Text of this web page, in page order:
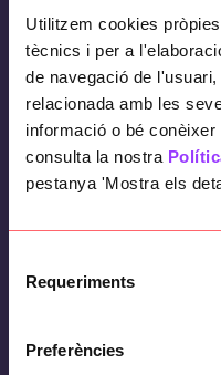
Utilitzem cookies
tècnics i per a
de navegació de
relacionada amb les
informació o bé
consulta la nostra
pestanya 'Mostra els
Requeriments
Preferències
El Financial Times
especial el 2018, el
Growing
referència a les
amb creixement
junt amb
El FT1000 enumera
de creixement